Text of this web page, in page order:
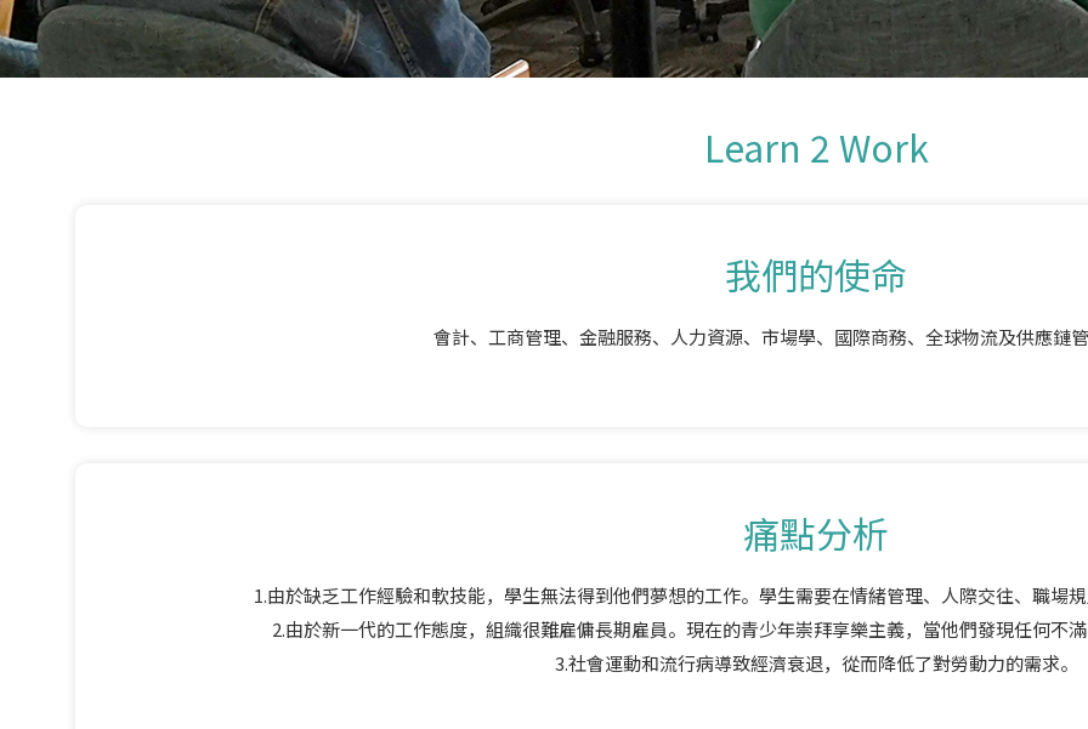
Learn 2 Work
我們的使命
會計、工商管理、金融服務、人力資源、市場學、國際商務、全球物流及供應鏈
痛點分析
1.由於缺乏工作經驗和軟技能，學生無法得到他們夢想的工作。學生需要在情緒管理、人際交往、職場
2.由於新一代的工作態度，組織很難雇傭長期雇員。現在的青少年崇拜享樂主義，當他們發現任何不
3.社會運動和流行病導致經濟衰退，從而降低了對勞動力的需求。